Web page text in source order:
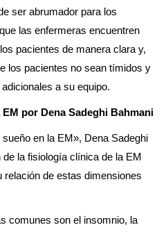
ser abrumador para los
las enfermeras encuentren
pacientes de manera clara y,
los pacientes no sean tímidos y
a su equipo.
por Dena Sadeghi Bahmani
en la EM», Dena Sadeghi
la fisiología clínica de la EM
de estas dimensiones
comunes son el insomnio, la